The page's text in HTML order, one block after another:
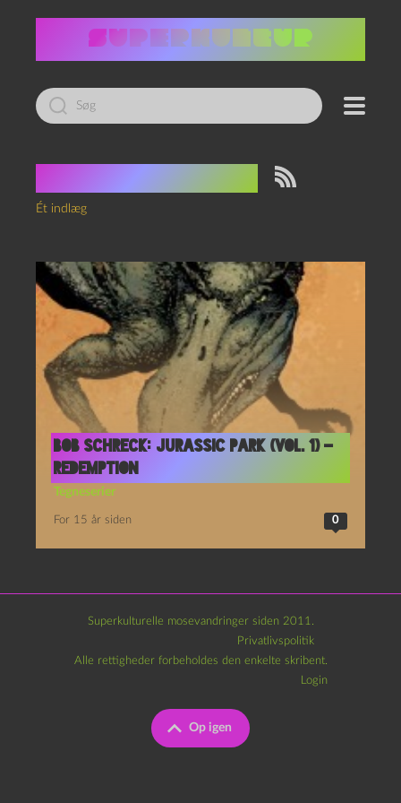
Led
efter:
Ét indlæg
Bob Schreck: Jurassic Park (vol. 1) –
Redemption
Tegneserier
For 15 år siden 0
Superkulturelle mosevandringer siden 2011.
Privatlivspolitik
Op igen
Alle rettigheder forbeholdes den enkelte skribent.
Login